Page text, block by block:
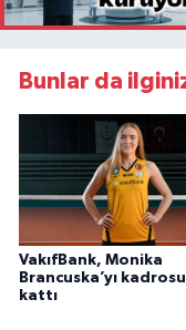
Bunlar da
VakıfBank, Monika
Brancuska’yı
kattı